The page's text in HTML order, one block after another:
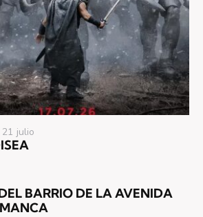
21 julio
BARRIO DE LA AVENIDA